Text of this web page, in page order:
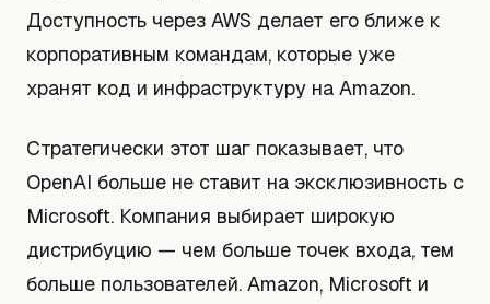
Доступность через AWS делает его ближе к
корпоративным командам, которые уже
хранят код и инфраструктуру на Amazon.
Стратегически этот шаг показывает, что
OpenAI больше не ставит на эксклюзивность с
Microsoft. Компания выбирает широкую
дистрибуцию — чем больше точек входа, тем
больше пользователей. Amazon, Microsoft и